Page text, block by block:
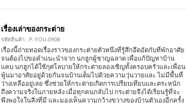
เรื่องเล่าของกระต่าย
รหัสสินค้า : P-YOU-0908
เรื่องนี้ถ่ายทอดเรื่องราวของกระต่ายตัวหนึ่งที่รู้สึกอึดอัดกับที่พักอาศัย
จนต้องไปขอคำแนะนำจาก นกฮูกผู้ชาญฉลาด เพื่อแก้ปัญหาบ้าน
แคบ นกฮูกได้ใช้กุศโลบายให้กระต่ายลองเชิญทั้งครอบครัวและเพื่อน
พู้นมาอาศัยอยู่ด้วยกันจนบ้านเต็มไปด้วยความวุ่นวายและ ไม่มีพื้นที่
ว่างเหลืออยู่เลย ซึ่งช่วยให้กระต่ายเกิดการเปรียบเทียบและตระหนัก
ถึงความจริงในภายหลัง เมื่อทุกคนกลับไป กระต่ายจึงได้เรียนรู้ที่จะ
พึงพอใจในสิ่งที่มี และมองเห็นความกว้างขวางของบ้านตัวเองอีกครั้ง